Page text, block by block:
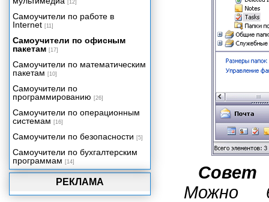
Совет
Можно
РЕКЛАМА
[12]
Самоучители по работе в
Internet [11]
Самоучители по офисным
пакетам [17]
Самоучители по математическим
пакетам [10]
Самоучители по
программированию [26]
Самоучители по операционным
системам [16]
Самоучители по безопасности [5]
Самоучители по бухгалтерским
программам [14]